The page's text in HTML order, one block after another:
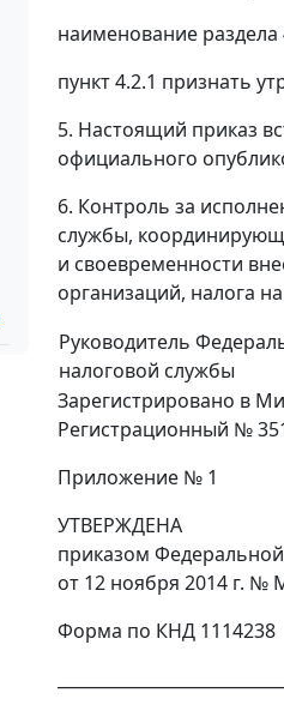
наименование
пункт 4.2.1 признать
5. Настоящий приказ
официального
6. Контроль за
службы,
и своевременности
организаций, налога
Руководитель
налоговой службы
Зарегистрировано в
Регистрационный №
Приложение № 1
УТВЕРЖДЕНА
приказом
от 12 ноября 2014 г. №
Форма по КНД 1114238